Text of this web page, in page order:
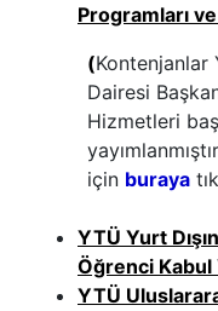
Programları
(Kontenjanlar
Dairesi
Hizmetleri
için buraya
YTÜ Yurt
Öğrenci
YTÜ